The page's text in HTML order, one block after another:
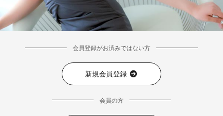
会員登録がお済みではない方
新規会員登録
会員の方